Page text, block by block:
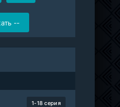
1-18 серия